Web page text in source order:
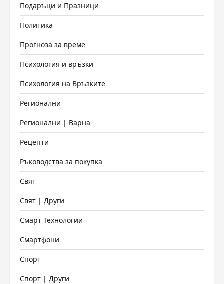
Подаръци и Празници
Политика
Прогноза за време
Психология и връзки
Психология на Връзките
Регионални
Регионални | Варна
Рецепти
Ръководства за покупка
Свят
Свят | Други
Смарт Технологии
Смартфони
Спорт
Спорт | Други